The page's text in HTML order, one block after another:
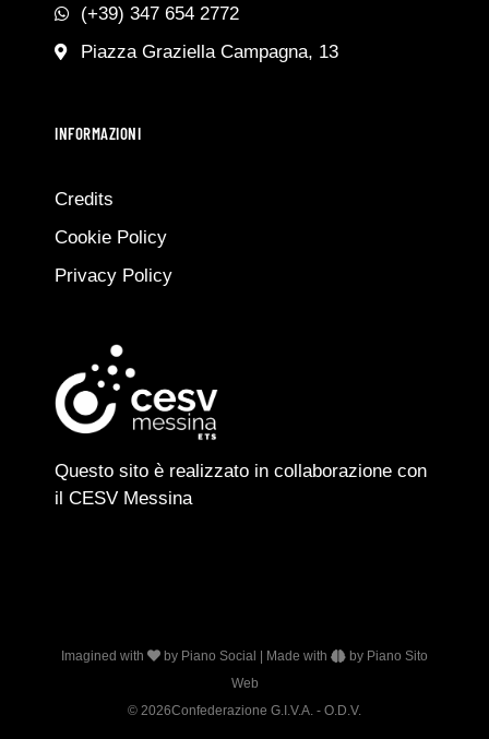
(+39) 347 654 2772
Piazza Graziella Campagna, 13
INFORMAZIONI
Credits
Cookie Policy
Privacy Policy
Questo sito è realizzato in collaborazione con
il CESV Messina
Imagined with by Piano Social | Made with by Piano Sito
Web
© 2026Confederazione G.I.V.A. - O.D.V.